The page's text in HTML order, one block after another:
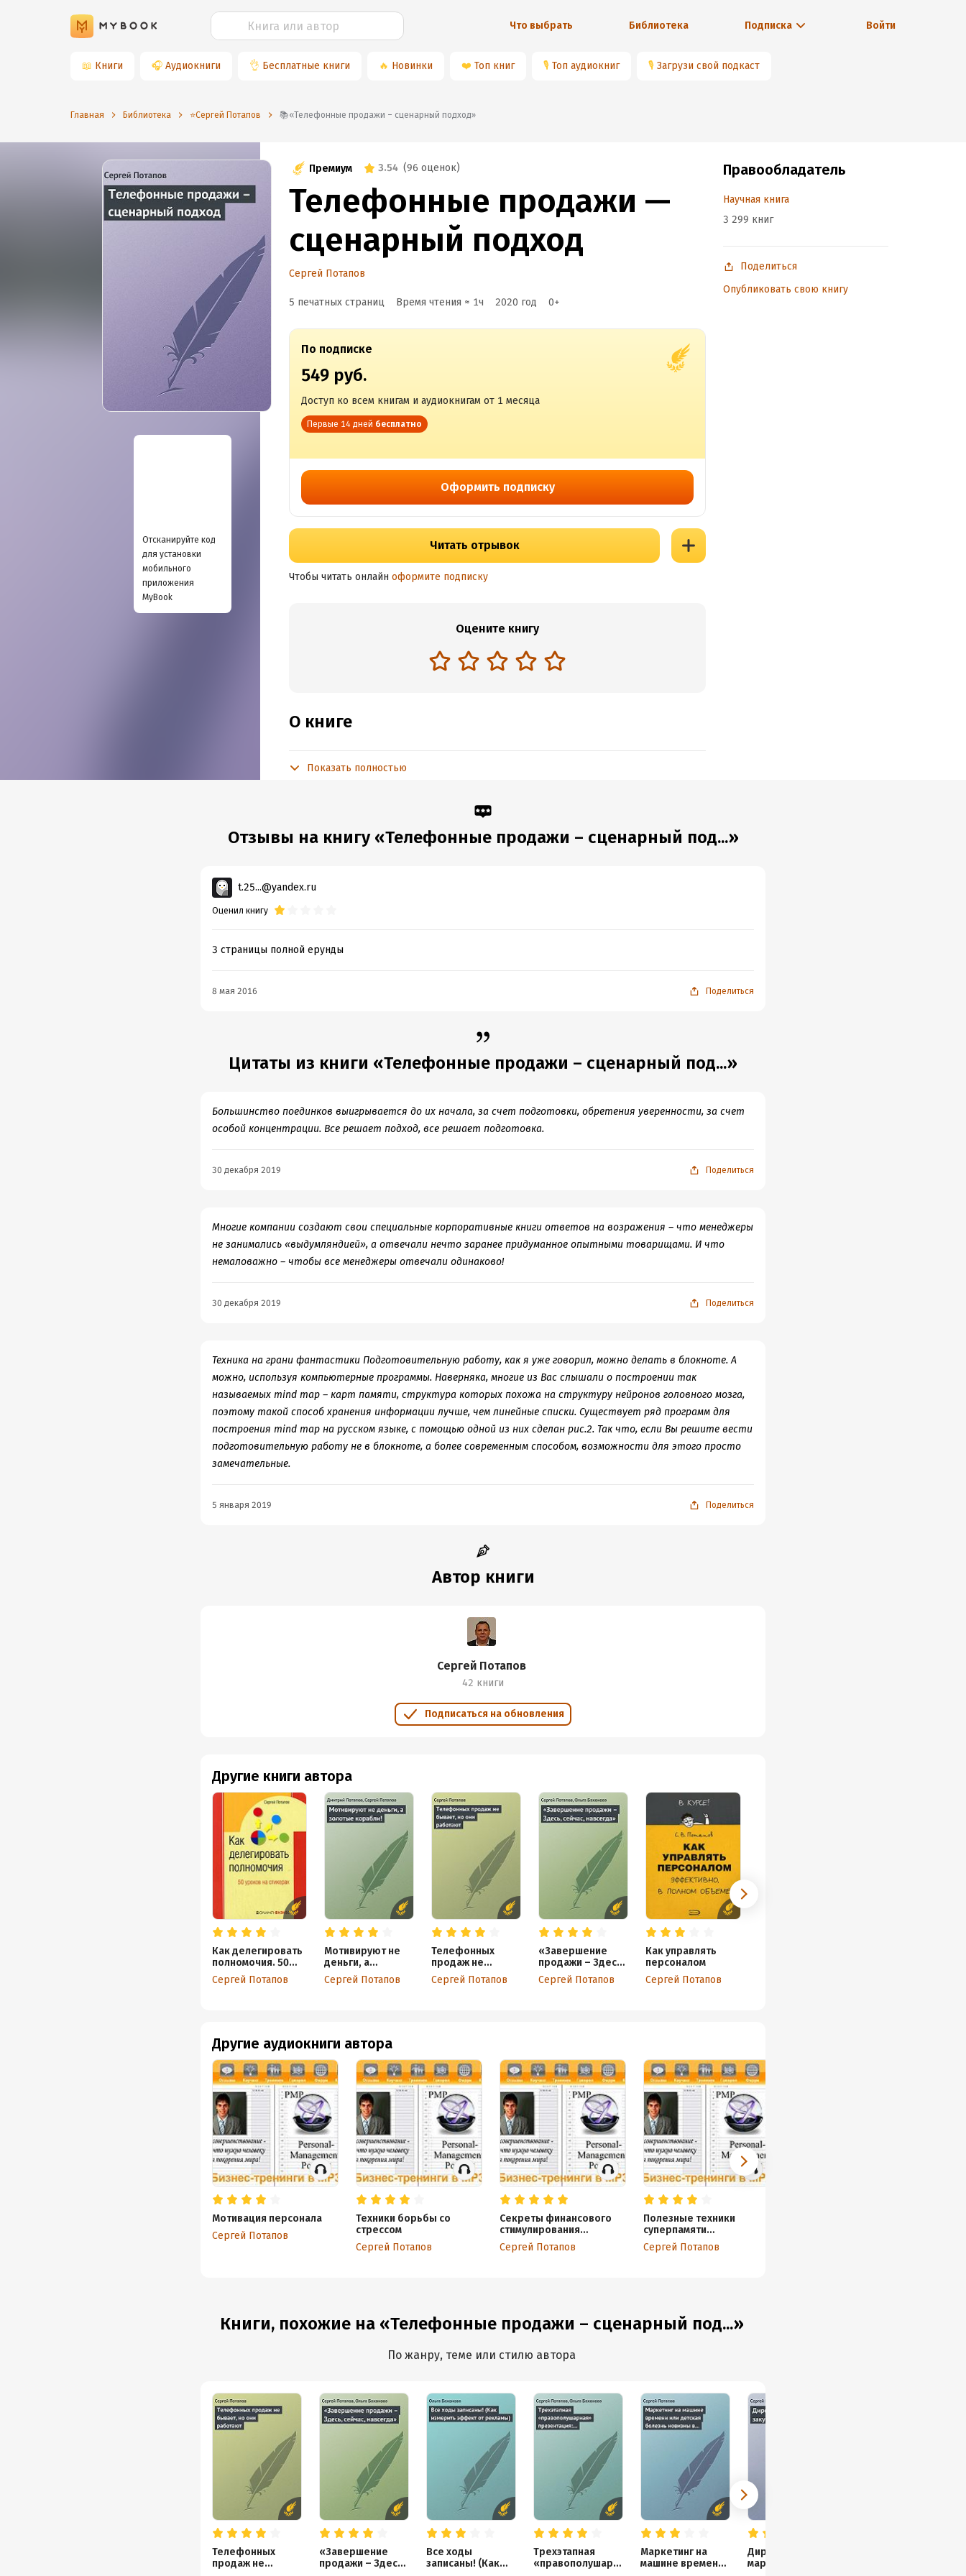
Что выбрать Библиотека Подписка Войти
📖 Книги 🎧 Аудиокниги 👌 Бесплатные книги 🔥 Новинки ❤️ Топ книг 🎙 Топ аудиокниг 🎙 Загрузи свой подкаст
Главная Библиотека ⭐️Сергей Потапов 📚«Телефонные продажи – сценарный подход»
Отсканируйте код
для установки
мобильного
приложения
MyBook
Премиум 3.54 (96 оценок)
Телефонные продажи —
сценарный подход
Сергей Потапов
5 печатных страниц Время чтения ≈ 1ч 2020 год 0+
По подписке
549 руб.
Доступ ко всем книгам и аудиокнигам от 1 месяца
Первые 14 дней бесплатно
Оформить подписку
Читать отрывок
Чтобы читать онлайн оформите подписку
Оцените книгу
О книге
Подробная информация
Показать полностью
Правообладатель
Научная книга
3 299 книг
Поделиться
Опубликовать свою книгу
Отзывы на книгу «Телефонные продажи – сценарный под...»
t.25...@yandex.ru
Оценил книгу
3 страницы полной ерунды
8 мая 2016 Поделиться
Цитаты из книги «Телефонные продажи – сценарный под...»
Большинство поединков выигрывается до их начала, за счет подготовки, обретения уверенности, за счет
особой концентрации. Все решает подход, все решает подготовка.
30 декабря 2019 Поделиться
Многие компании создают свои специальные корпоративные книги ответов на возражения – что менеджеры
не занимались «выдумляндией», а отвечали нечто заранее придуманное опытными товарищами. И что
немаловажно – чтобы все менеджеры отвечали одинаково!
30 декабря 2019 Поделиться
Техника на грани фантастики Подготовительную работу, как я уже говорил, можно делать в блокноте. А
можно, используя компьютерные программы. Наверняка, многие из Вас слышали о построении так
называемых mind map – карт памяти, структура которых похожа на структуру нейронов головного мозга,
поэтому такой способ хранения информации лучше, чем линейные списки. Существует ряд программ для
построения mind map на русском языке, с помощью одной из них сделан рис.2. Так что, если Вы решите вести
подготовительную работу не в блокноте, а более современным способом, возможности для этого просто
замечательные.
5 января 2019 Поделиться
Автор книги
Сергей Потапов
42 книги
Подписаться на обновления
Другие книги автора
Как делегировать
полномочия. 50
уроков на
стикерах
Сергей Потапов
Мотивируют не
деньги, а
золотые
корабли!
Сергей Потапов
Телефонных
продаж не
бывает, но они
работают
Сергей Потапов
«Завершение
продажи – Здесь,
сейчас, навсегда»
Сергей Потапов
Как управлять
персоналом
Сергей Потапов
Другие аудиокниги автора
Мотивация персонала
Сергей Потапов
Техники борьбы со
стрессом
Сергей Потапов
Секреты финансового
стимулирования
персонала
Сергей Потапов
Полезные техники
суперпамяти…
Сергей Потапов
Книги, похожие на «Телефонные продажи – сценарный под...»
По жанру, теме или стилю автора
Телефонных
продаж не
«Завершение
продажи – Здесь,
Все ходы
записаны! (Как
Трехэтапная
«правополушарн
Маркетинг на
машине времени
Директ-
маркетинг против